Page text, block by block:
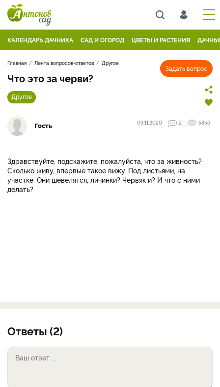
КАЛЕНДАРЬ ДАЧНИКА САД И ОГОРОД ЦВЕТЫ И РАСТЕНИЯ
Задать вопрос
Главная Лента вопросов-ответов Другое
Что это за черви?
Другое
Гость 09.11.2020 2 5856
Здравствуйте, подскажите, пожалуйста, что за живность?
Сколько живу, впервые такое вижу. Под листьями, на
участке. Они шевелятся, личинки? Червяк и? И что с ними
делать?
Ответы (2)